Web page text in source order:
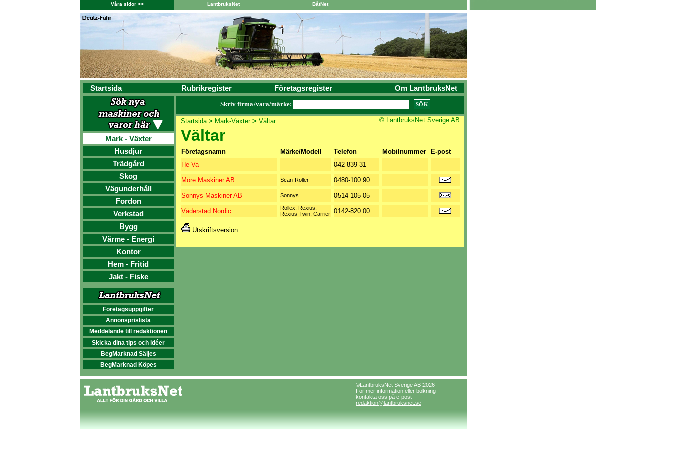
Våra sidor >> LantbruksNet BåtNet
Startsida Rubrikregister Företagsregister Om LantbruksNet
Mark - Växter
Husdjur
Trädgård
Skog
Vägunderhåll
Fordon
Verkstad
Bygg
Värme - Energi
Kontor
Hem - Fritid
Jakt - Fiske
Företagsuppgifter
Annonsprislista
Meddelande till redaktionen
Skicka dina tips och idéer
BegMarknad Säljes
BegMarknad Köpes
Skriv firma/vara/märke:
Startsida> Mark-Växter> Vältar © LantbruksNet Sverige AB
Vältar
Företagsnamn Märke/Modell Telefon Mobilnummer
E-post
He-Va
042-839 31
Möre Maskiner AB Scan-Roller 0480-100 90
Sonnys Maskiner AB Sonnys 0514-105 05
Väderstad Nordic
Rollex, Rexius,
Rexius-Twin, Carrier
0142-820 00
Utskriftsversion
©LantbruksNet Sverige AB 2026
För mer information eller bokning
kontakta oss på e-post
redaktion@lantbruksnet.se